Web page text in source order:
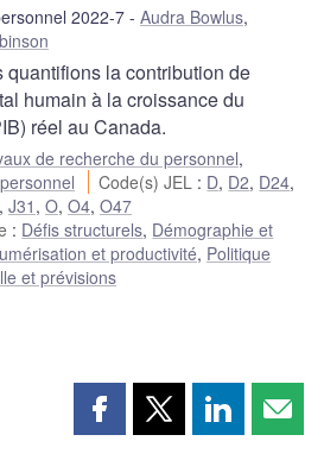
2022-7 Audra Bowlus,
quantifions la contribution de
humain à la croissance du
réel au Canada.
de recherche du personnel,
Code(s) JEL : D, D2, D24,
, J31 , O, O4, O47
: Défis structurels, Démographie et
et productivité, Politique
et prévisions
PartagerPartagerPartager